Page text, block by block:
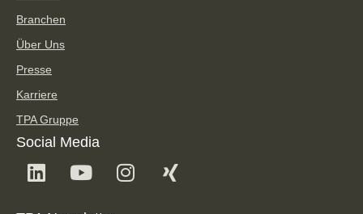
Branchen
Über Uns
Presse
Karriere
TPA Gruppe
Social Media